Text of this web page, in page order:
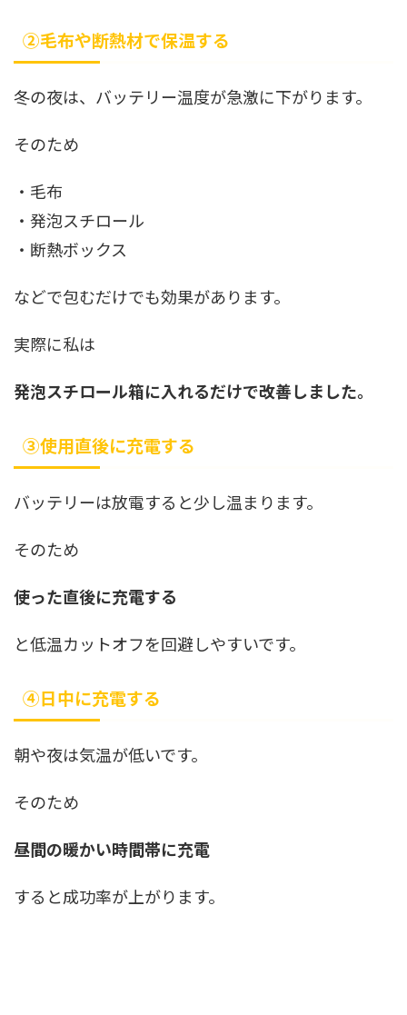
②毛布や断熱材で保温する
冬の夜は、バッテリー温度が急激に下がります。
そのため
・毛布
・発泡スチロール
・断熱ボックス
などで包むだけでも効果があります。
実際に私は
発泡スチロール箱に入れるだけで改善しました。
③使用直後に充電する
バッテリーは放電すると少し温まります。
そのため
使った直後に充電する
と低温カットオフを回避しやすいです。
④日中に充電する
朝や夜は気温が低いです。
そのため
昼間の暖かい時間帯に充電
すると成功率が上がります。